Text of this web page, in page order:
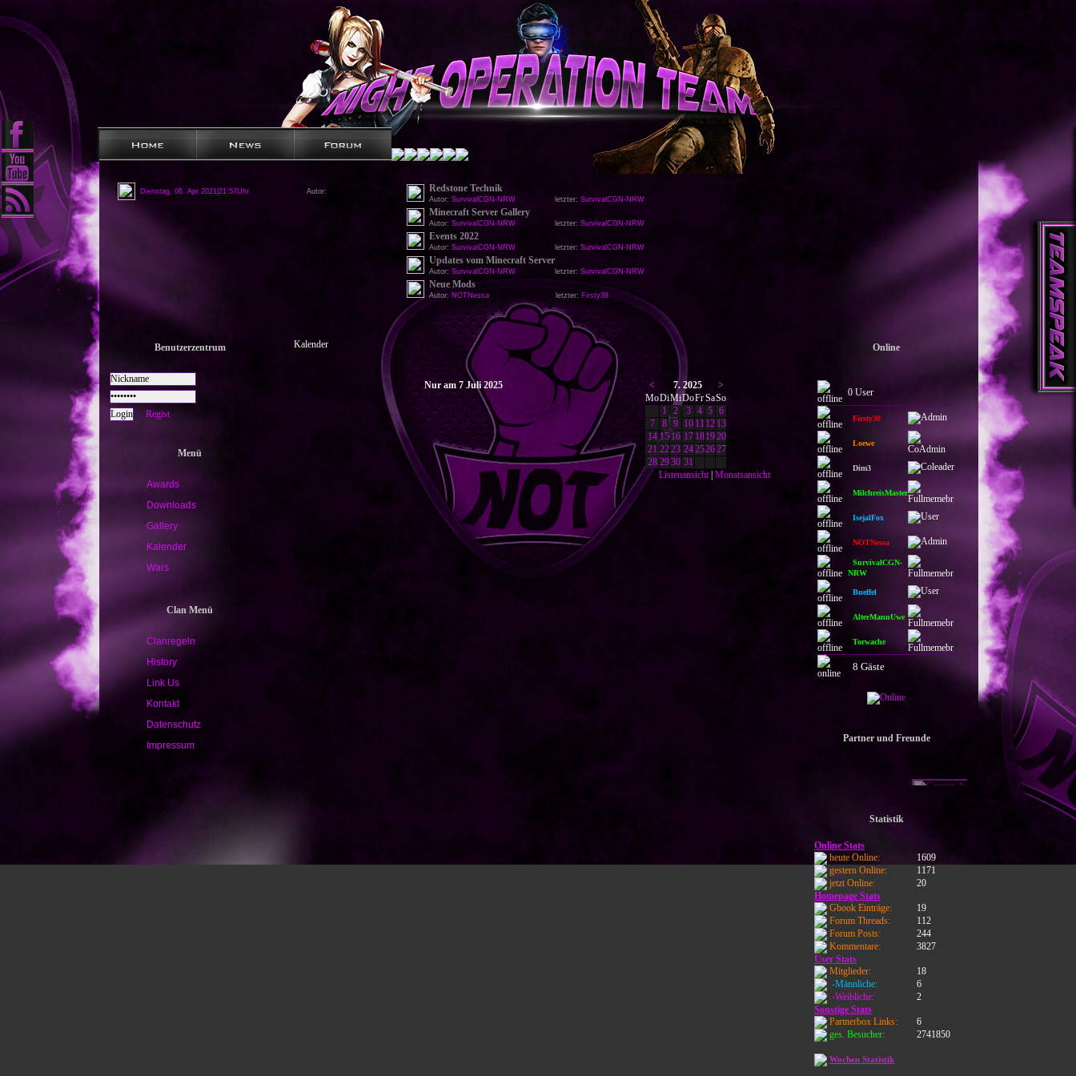
Dienstag, 06. Apr 2021|21:57Uhr Autor: Redstone Technik
Autor: SurvivalCGN-NRW letzter: SurvivalCGN-NRW
Minecraft Server Gallery
Autor: SurvivalCGN-NRW letzter: SurvivalCGN-NRW
Events 2022
Autor: SurvivalCGN-NRW letzter: SurvivalCGN-NRW
Updates vom Minecraft Server
Autor: SurvivalCGN-NRW letzter: SurvivalCGN-NRW
Neue Mods
Autor: NOTNessa letzter: Firsty38
Benutzerzentrum
Regist
Menü
Awards
Downloads
Gallery
Kalender
Wars
Clan Menü
Clanregeln
History
Link Us
Kontakt
Datenschutz
Impressum
Kalender
Nur am 7 Juli 2025 < 7. 2025
>
MoDiMiDoFrSaSo
1
2 3 4 5 6
7
8 9 10 11 12 13
14 15 16 17 181920
21 2223 24252627
28 2930 31
Listenansicht| Monatsansicht
Online
0 User
Firsty38
Loewe
Dim3
MilchreisMaster
IsejalFox
NOTNessa
SurvivalCGN-
NRW
Bueffel
AlterMannUwe
Torwache
8 Gäste
Partner und Freunde
Statistik
Online Stats
heute Online:
1609
gestern Online:
1171
jetzt Online:
20
Homepage Stats
Gbook Einträge:
19
Forum Threads:
112
Forum Posts:
244
Kommentare:
3827
User Stats
Mitglieder:
18
-Männliche:
6
-Weibliche:
2
Sonstige Stats
Partnerbox Links:
6
ges. Besucher:
2741850
Wochen Statistik